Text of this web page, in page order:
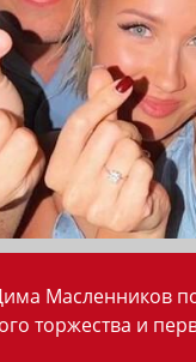
Масленников
торжества и